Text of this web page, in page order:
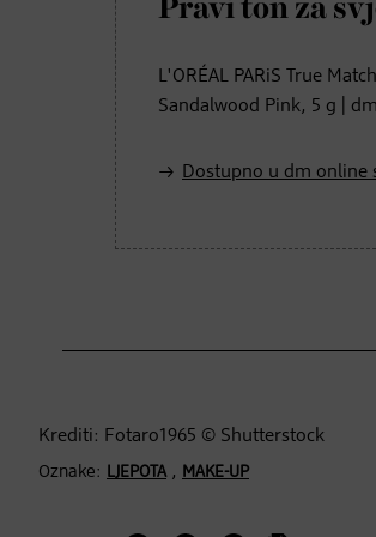
Pravi ton za
L'ORÉAL PARiS True
Sandalwood Pink, 5 g |
Dostupno u dm online
Krediti: Fotaro1965 © Shutterstock
Oznake: LJEPOTA, MAKE-UP